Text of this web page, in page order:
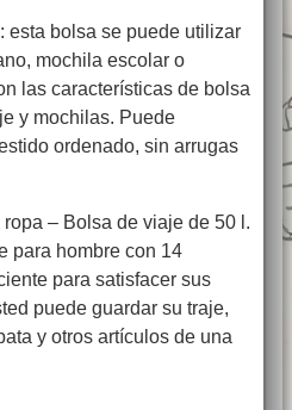
esta bolsa se puede utilizar
mochila escolar o
las características de bolsa
y mochilas. Puede
ordenado, sin arrugas
– Bolsa de viaje de 50 l.
para hombre con 14
para satisfacer sus
puede guardar su traje,
y otros artículos de una